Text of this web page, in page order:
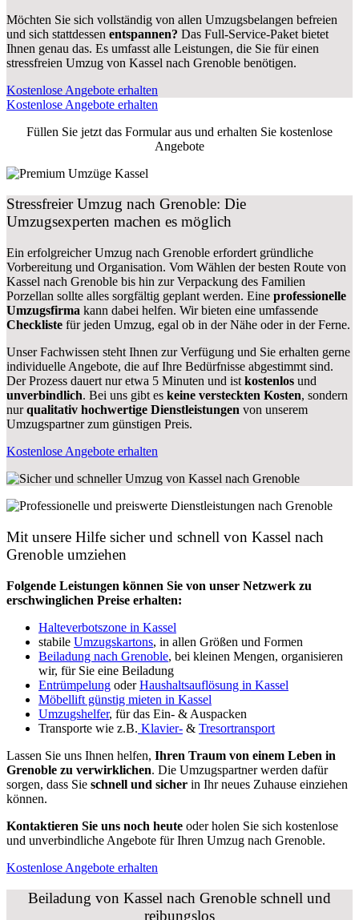
Möchten Sie sich vollständig von allen Umzugsbelangen befreien
und sich stattdessen entspannen? Das Full-Service-Paket bietet
Ihnen genau das. Es umfasst alle Leistungen, die Sie für einen
stressfreien Umzug von Kassel nach Grenoble benötigen.
Kostenlose Angebote erhalten
Kostenlose Angebote erhalten
Füllen Sie jetzt das Formular aus und erhalten Sie kostenlose
Angebote
Stressfreier Umzug nach Grenoble: Die
Umzugsexperten machen es möglich
Ein erfolgreicher Umzug nach Grenoble erfordert gründliche
Vorbereitung und Organisation. Vom Wählen der besten Route von
Kassel nach Grenoble bis hin zur Verpackung des Familien
Porzellan sollte alles sorgfältig geplant werden. Eine professionelle
Umzugsfirma kann dabei helfen. Wir bieten eine umfassende
Checkliste für jeden Umzug, egal ob in der Nähe oder in der Ferne.
Unser Fachwissen steht Ihnen zur Verfügung und Sie erhalten gerne
individuelle Angebote, die auf Ihre Bedürfnisse abgestimmt sind.
Der Prozess dauert nur etwa 5 Minuten und ist kostenlos und
unverbindlich. Bei uns gibt es keine versteckten Kosten, sondern
nurqualitativ hochwertige Dienstleistungen von unserem
Umzugspartner zum günstigen Preis.
Kostenlose Angebote erhalten
Mit unsere Hilfe sicher und schnell von Kassel nach
Grenoble umziehen
Folgende Leistungen können Sie von unser Netzwerk zu
erschwinglichen Preise erhalten:
Halteverbotszone in Kassel
stabile Umzugskartons, in allen Größen und Formen
Beiladung nach Grenoble, bei kleinen Mengen, organisieren
wir, für Sie eine Beiladung
Entrümpelung oderHaushaltsauflösung in Kassel
Möbellift günstig mieten in Kassel
Umzugshelfer, für das Ein- & Auspacken
Transporte wie z.B. Klavier- & Tresortransport
Lassen Sie uns Ihnen helfen, Ihren Traum von einem Leben in
Grenoble zu verwirklichen. Die Umzugspartner werden dafür
sorgen, dass Sie schnell und sicher in Ihr neues Zuhause einziehen
können.
Kontaktieren Sie uns noch heute oder holen Sie sich kostenlose
und unverbindliche Angebote für Ihren Umzug nach Grenoble.
Kostenlose Angebote erhalten
Beiladung von Kassel nach Grenoble schnell und
reibungslos